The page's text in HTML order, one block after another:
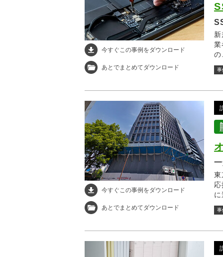
今すぐこの事例をダウンロード
あとでまとめてダウンロード
業
の
書
内
事
今すぐこの事例をダウンロード
あとでまとめてダウンロード
東
事